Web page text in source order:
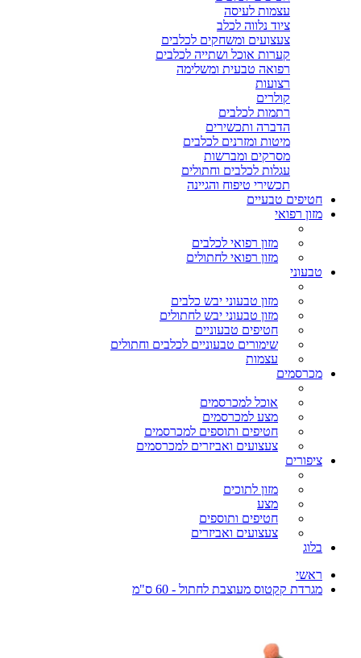
עצמות לעיסה
ציוד נלווה לכלב
צעצועים ומשחקים לכלבים
קערות אוכל ושתייה לכלבים
רפואה טבעית ומשלימה
רצועות
קולרים
רתמות לכלבים
הדברה ותכשירים
מיטות ומזרנים לכלבים
מסרקים ומברשות
עגלות לכלבים וחתולים
תכשירי טיפוח והגיינה
חטיפים טבעיים
מזון רפואי
מזון רפואי לכלבים
מזון רפואי לחתולים
טבעוני
מזון טבעוני יבש כלבים
מזון טבעוני יבש לחתולים
חטיפים טבעוניים
שימורים טבעוניים לכלבים וחתולים
עצמות
מכרסמים
אוכל למכרסמים
מצע למכרסמים
חטיפים ותוספים למכרסמים
צעצועים ואביזרים למכרסמים
ציפורים
מזון לתוכים
מצע
חטיפים ותוספים
צעצועים ואביזרים
בלוג
ראשי
מגרדת קקטוס מעוצבת לחתול - 60 ס"מ